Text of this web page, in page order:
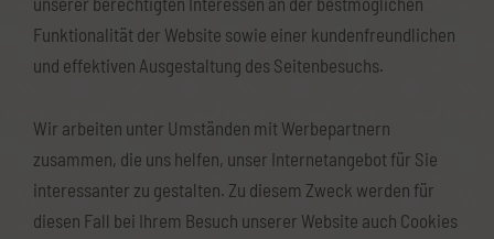
Funktionalität der Website sowie einer kundenfreundlichen
und effektiven Ausgestaltung des Seitenbesuchs.
Wir arbeiten unter Umständen mit Werbepartnern
zusammen, die uns helfen, unser Internetangebot für Sie
interessanter zu gestalten. Zu diesem Zweck werden für
diesen Fall bei Ihrem Besuch unserer Website auch Cookies